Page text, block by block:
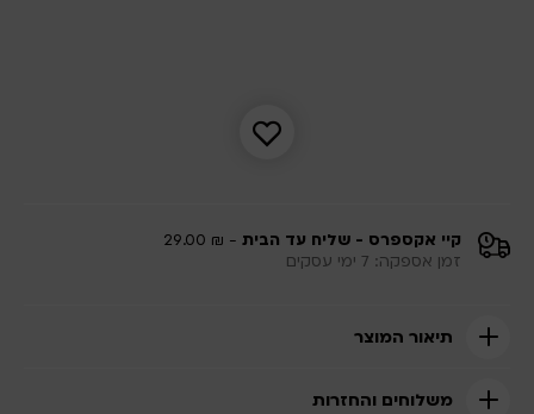
קיי אקספרס - שליח עד הבית - ₪ 29.00
זמן אספקה: 7 ימי עסקים
תיאור המוצר
משלוחים והחזרות